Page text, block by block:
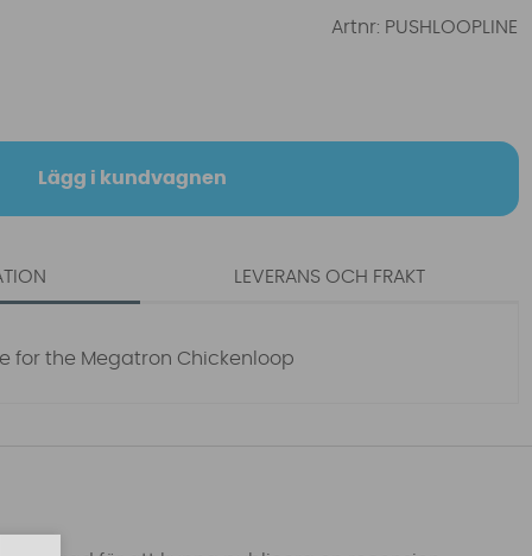
Artnr: PUSHLOOPLINE
Lägg i kundvagnen
for the Megatron Chickenloop
LEVERANS OCH FRAKT